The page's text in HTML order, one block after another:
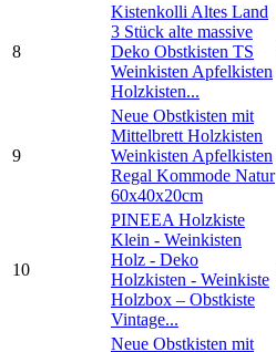
8
Kistenkolli Altes Land
3 Stück alte massive
Deko Obstkisten TS
Weinkisten Apfelkisten
Holzkisten...
9
Neue Obstkisten mit
Mittelbrett Holzkisten
Weinkisten Apfelkisten
Regal Kommode Natur
60x40x20cm
10
PINEEA Holzkiste
Klein - Weinkisten
Holz - Deko
Holzkisten - Weinkiste
Holzbox – Obstkiste
Vintage...
Neue Obstkisten mit